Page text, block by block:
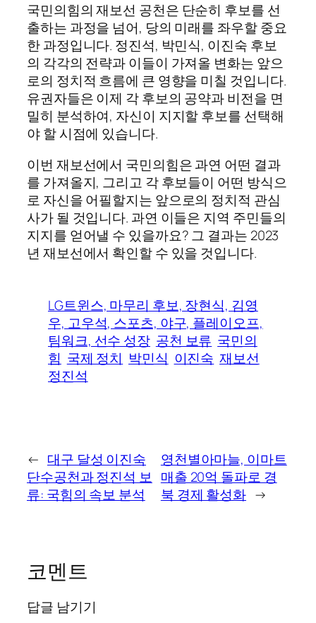
국민의힘의 재보선 공천은 단순히 후보를 선
출하는 과정을 넘어, 당의 미래를 좌우할 중요
한 과정입니다. 정진석, 박민식, 이진숙 후보
의 각각의 전략과 이들이 가져올 변화는 앞으
로의 정치적 흐름에 큰 영향을 미칠 것입니다.
유권자들은 이제 각 후보의 공약과 비전을 면
밀히 분석하여, 자신이 지지할 후보를 선택해
야 할 시점에 있습니다.
이번 재보선에서 국민의힘은 과연 어떤 결과
를 가져올지, 그리고 각 후보들이 어떤 방식으
로 자신을 어필할지는 앞으로의 정치적 관심
사가 될 것입니다. 과연 이들은 지역 주민들의
지지를 얻어낼 수 있을까요? 그 결과는 2023
년 재보선에서 확인할 수 있을 것입니다.
LG트윈스, 마무리 후보, 장현식, 김영
우, 고우석, 스포츠, 야구, 플레이오프,
팀워크, 선수 성장 공천 보류 국민의
힘 국제 정치 박민식 이진숙 재보선
정진석
← 대구 달성 이진숙
단수공천과 정진석 보
류: 국힘의 속보 분석
영천별아마늘, 이마트
매출 20억 돌파로 경
북 경제 활성화 →
코멘트
답글 남기기